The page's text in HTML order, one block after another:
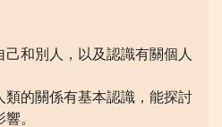
己和別人，以及認識有關個人
類的關係有基本認識，能探討
。